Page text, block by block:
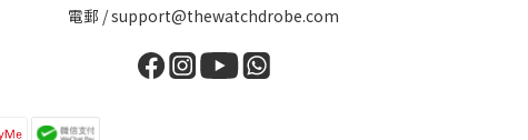
電郵 / support@thewatchdrobe.com